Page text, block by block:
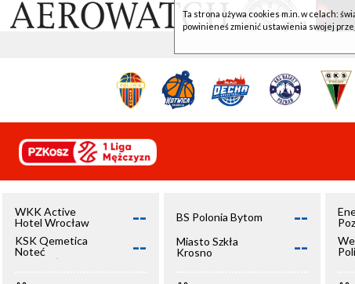
WKK Active
Hotel Wrocław
--
KSK Qemetica
Noteć
Inowrocław
--
BS Polonia Bytom --
Miasto Szkła
Krosno
--
Ta strona używa cookies m.in. w celach:
powinieneś zmienić ustawienia swojej